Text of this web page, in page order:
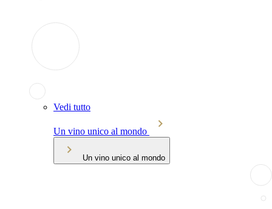
Vedi tutto
Un vino unico al mondo
Un vino unico al mondo